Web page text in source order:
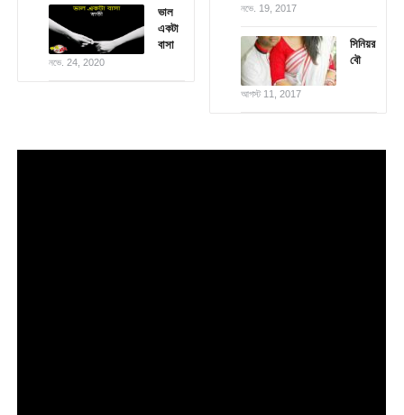
ভাল
একটা
বাসা
নভে. 24, 2020
নভে. 19, 2017
সিনিয়র
বৌ
আগস্ট 11, 2017